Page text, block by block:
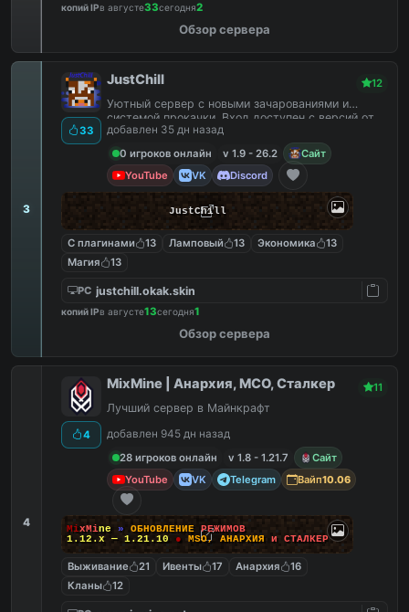
копий IPв августе33сегодня2
Обзор сервера
3
33
JustChill 12
Уютный сервер с новыми зачарованиями и
системой прокачки. Вход доступен с версий от
1.9 до 26.2
добавлен 35 дн назад
0 игроков онлайн
v 1.9 - 26.2
Сайт
YouTube
VK Discord
JustChill
С плагинами 13 Ламповый 13 Экономика
13
Магия
13
PC justchill.okak.skin
копий IPв августе13сегодня1
Обзор сервера
4
4
MixMine | Анархия, МСО, Сталкер 11
Лучший сервер в Майнкрафт
добавлен 945 дн назад
28 игроков онлайн
v 1.8 - 1.21.7
Сайт
YouTube
VK Telegram Вайп10.06
MixMine » ОБНОВЛЕНИЕ РЕЖИМОВ
1.12.x — 1.21.10
● MSO, АНАРХИЯ и СТАЛКЕР
Выживание 21 Ивенты 17 Анархия
16
Кланы
12